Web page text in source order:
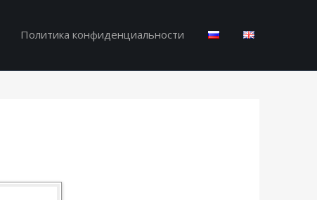
Политика конфиденциальности